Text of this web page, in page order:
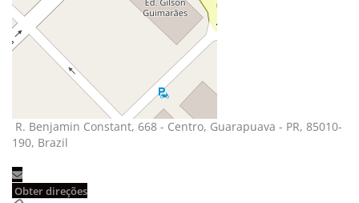
R. Benjamin Constant, 668 - Centro, Guarapuava - PR, 85010-
190, Brazil
Obter direções